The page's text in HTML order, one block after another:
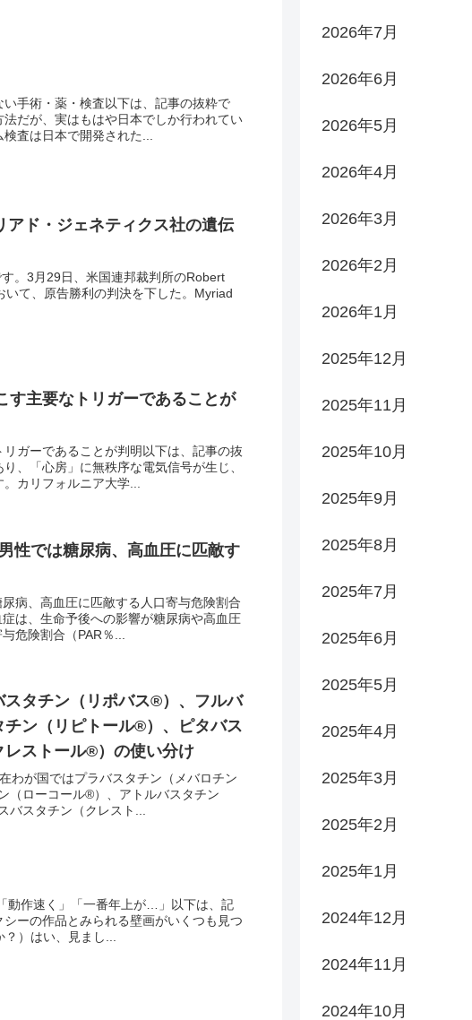
手術・薬・検査以下は、記事の抜粋で
だが、実はもはや日本でしか行われてい
査は日本で開発された...
ド・ジェネティクス社の遺伝
。3月29日、米国連邦裁判所のRobert
て、原告勝利の判決を下した。Myriad
す主要なトリガーであることが
ガーであることが判明以下は、記事の抜
、「心房」に無秩序な電気信号が生じ、
カリフォルニア大学...
性では糖尿病、高血圧に匹敵す
病、高血圧に匹敵する人口寄与危険割合
は、生命予後への影響が糖尿病や高血圧
危険割合（PAR％...
タチン（リポバス®）、フルバ
ン（リピトール®）、ピタバス
ストール®）の使い分け
わが国ではプラバスタチン（メバロチン
（ローコール®）、アトルバスタチン
バスタチン（クレスト...
動作速く」「一番年上が…」以下は、記
ーの作品とみられる壁画がいくつも見つ
）はい、見まし...
2026年7月
2026年6月
2026年5月
2026年4月
2026年3月
2026年2月
2026年1月
2025年12月
2025年11月
2025年10月
2025年9月
2025年8月
2025年7月
2025年6月
2025年5月
2025年4月
2025年3月
2025年2月
2025年1月
2024年12月
2024年11月
2024年10月